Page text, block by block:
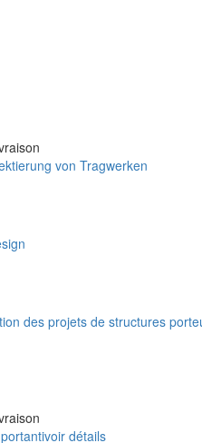
von Tragwerken
des projets de structures
voir détails